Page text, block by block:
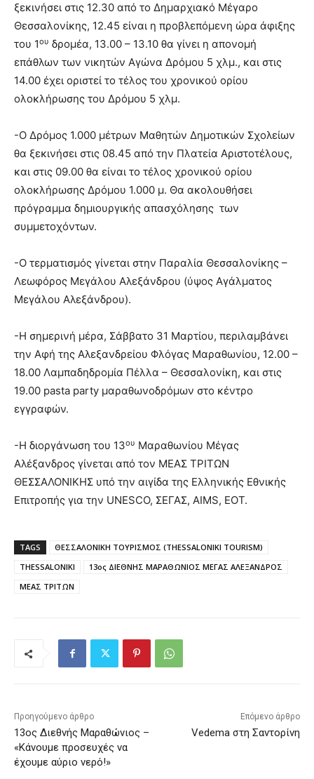
ξεκινήσει στις 12.30 από το Δημαρχιακό Μέγαρο
Θεσσαλονίκης, 12.45 είναι η προβλεπόμενη ώρα άφιξης
του 1ου δρομέα, 13.00 – 13.10 θα γίνει η απονομή
επάθλων των νικητών Αγώνα Δρόμου 5 χλμ., και στις
14.00 έχει οριστεί το τέλος του χρονικού ορίου
ολοκλήρωσης του Δρόμου 5 χλμ.
-Ο Δρόμος 1.000 μέτρων Μαθητών Δημοτικών Σχολείων
θα ξεκινήσει στις 08.45 από την Πλατεία Αριστοτέλους,
και στις 09.00 θα είναι το τέλος χρονικού ορίου
ολοκλήρωσης Δρόμου 1.000 μ. Θα ακολουθήσει
πρόγραμμα δημιουργικής απασχόλησης των
συμμετοχόντων.
-Ο τερματισμός γίνεται στην Παραλία Θεσσαλονίκης –
Λεωφόρος Μεγάλου Αλεξάνδρου (ύψος Αγάλματος
Μεγάλου Αλεξάνδρου).
-Η σημερινή μέρα, Σάββατο 31 Μαρτίου, περιλαμβάνει
την Αφή της Αλεξανδρείου Φλόγας Μαραθωνίου, 12.00 –
18.00 Λαμπαδηδρομία Πέλλα – Θεσσαλονίκη, και στις
19.00 pasta party μαραθωνοδρόμων στο κέντρο
εγγραφών.
-Η διοργάνωση του 13ου Μαραθωνίου Μέγας
Αλέξανδρος γίνεται από τον ΜΕΑΣ ΤΡΙΤΩΝ
ΘΕΣΣΑΛΟΝΙΚΗΣ υπό την αιγίδα της Ελληνικής Εθνικής
Επιτροπής για την UNESCO, ΣΕΓΑΣ, AIMS, ΕΟΤ.
TAGS
ΘΕΣΣΑΛΟΝΙΚΗ ΤΟΥΡΙΣΜΟΣ (THESSALONIKI TOURISM)
THESSALONIKI
13ος ΔΙΕΘΝΗΣ ΜΑΡΑΘΩΝΙΟΣ ΜΕΓΑΣ ΑΛΕΞΑΝΔΡΟΣ
ΜΕΑΣ ΤΡΙΤΩΝ
Προηγούμενο άρθρο
13ος Διεθνής Μαραθώνιος –
«Κάνουμε προσευχές να
έχουμε αύριο νερό!»
Επόμενο άρθρο
Vedema στη Σαντορίνη